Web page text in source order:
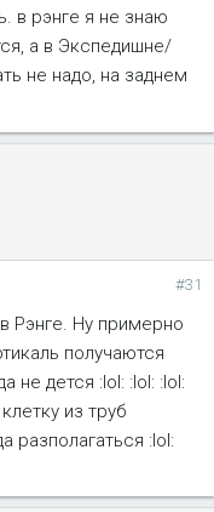
в рэнге я не знаю
а в Экспедишне/
не надо, на заднем
#31
Рэнге. Ну примерно
получаются
не дется :lol: :lol: :lol:
из труб
разполагаться :lol: